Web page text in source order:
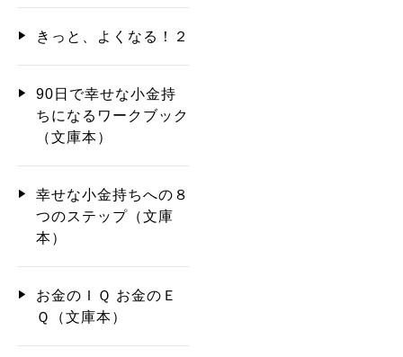
きっと、よくなる！２
90日で幸せな小金持
ちになるワークブック
（文庫本）
幸せな小金持ちへの８
つのステップ（文庫
本）
お金のＩＱ お金のＥ
Ｑ（文庫本）